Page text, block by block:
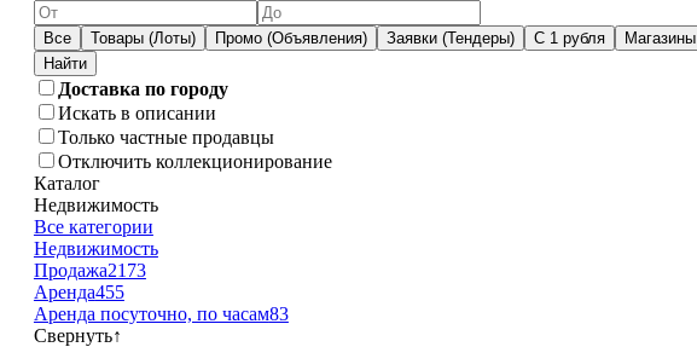
Все Товары (Лоты) Промо (Объявления) Заявки (Тендеры) С 1 рубля Магазины
Доставка по городу
Искать в описании
Только частные продавцы
Отключить коллекционирование
Каталог
Недвижимость
Все категории
Недвижимость
Продажа2173
Аренда455
Аренда посуточно, по часам83
Свернуть↑